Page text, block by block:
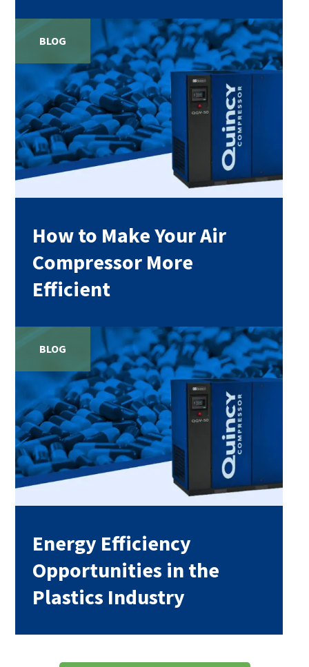
BLOG
How to Make Your Air
Compressor More
Efficient
BLOG
Energy Efficiency
Opportunities in the
Plastics Industry